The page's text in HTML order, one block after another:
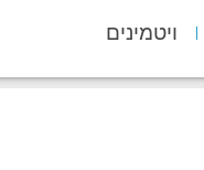
ויטמינים